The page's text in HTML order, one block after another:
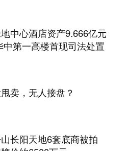
中心酒店资产9.666亿元
中第一高楼首现司法处置
卖，无人接盘？
长阳天地6套底商被拍